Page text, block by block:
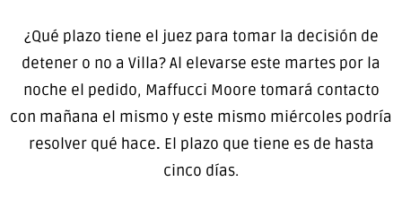
¿Qué plazo tiene el juez para tomar la decisión de
detener o no a Villa? Al elevarse este martes por la
noche el pedido, Maffucci Moore tomará contacto
con mañana el mismo y este mismo miércoles podría
resolver qué hace. El plazo que tiene es de hasta
cinco días.